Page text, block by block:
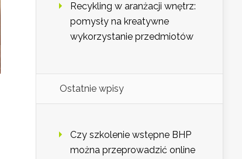
Recykling w aranżacji wnętrz:
pomysły na kreatywne
wykorzystanie przedmiotów
Ostatnie wpisy
Czy szkolenie wstępne BHP
można przeprowadzić online